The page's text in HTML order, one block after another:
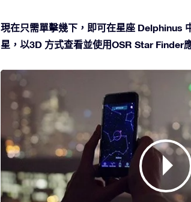
現在只需單擊幾下，即可在星座 Delphinus
星，以3D 方式查看並使用OSR Star Finder